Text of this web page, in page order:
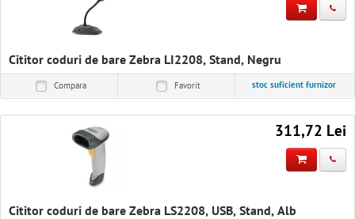
Cititor coduri de bare Zebra LI2208, Stand, Negru
Compara Favorit stoc suficient furnizor
311,72 Lei
Cititor coduri de bare Zebra LS2208, USB, Stand, Alb